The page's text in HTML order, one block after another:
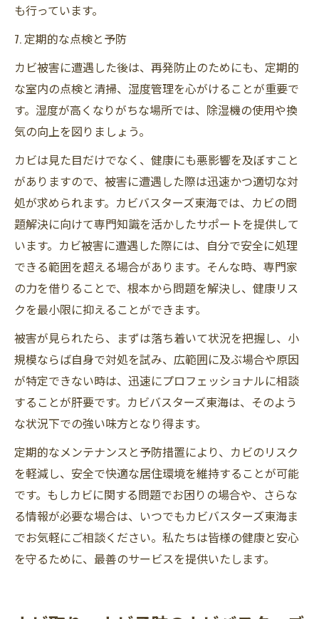
も行っています。
7. 定期的な点検と予防
カビ被害に遭遇した後は、再発防止のためにも、定期的
な室内の点検と清掃、湿度管理を心がけることが重要で
す。湿度が高くなりがちな場所では、除湿機の使用や換
気の向上を図りましょう。
カビは見た目だけでなく、健康にも悪影響を及ぼすこと
がありますので、被害に遭遇した際は迅速かつ適切な対
処が求められます。カビバスターズ東海では、カビの問
題解決に向けて専門知識を活かしたサポートを提供して
います。カビ被害に遭遇した際には、自分で安全に処理
できる範囲を超える場合があります。そんな時、専門家
の力を借りることで、根本から問題を解決し、健康リス
クを最小限に抑えることができます。
被害が見られたら、まずは落ち着いて状況を把握し、小
規模ならば自身で対処を試み、広範囲に及ぶ場合や原因
が特定できない時は、迅速にプロフェッショナルに相談
することが肝要です。カビバスターズ東海は、そのよう
な状況下での強い味方となり得ます。
定期的なメンテナンスと予防措置により、カビのリスク
を軽減し、安全で快適な居住環境を維持することが可能
です。もしカビに関する問題でお困りの場合や、さらな
る情報が必要な場合は、いつでもカビバスターズ東海ま
でお気軽にご相談ください。私たちは皆様の健康と安心
を守るために、最善のサービスを提供いたします。